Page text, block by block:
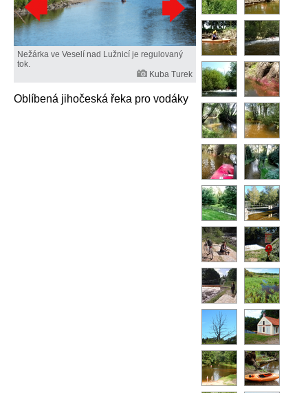
Nežárka ve Veselí nad Lužnicí je regulovaný
tok.
Kuba Turek
Oblíbená jihočeská řeka pro vodáky